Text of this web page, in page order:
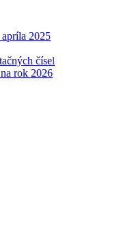
2025
čísel
rok 2026